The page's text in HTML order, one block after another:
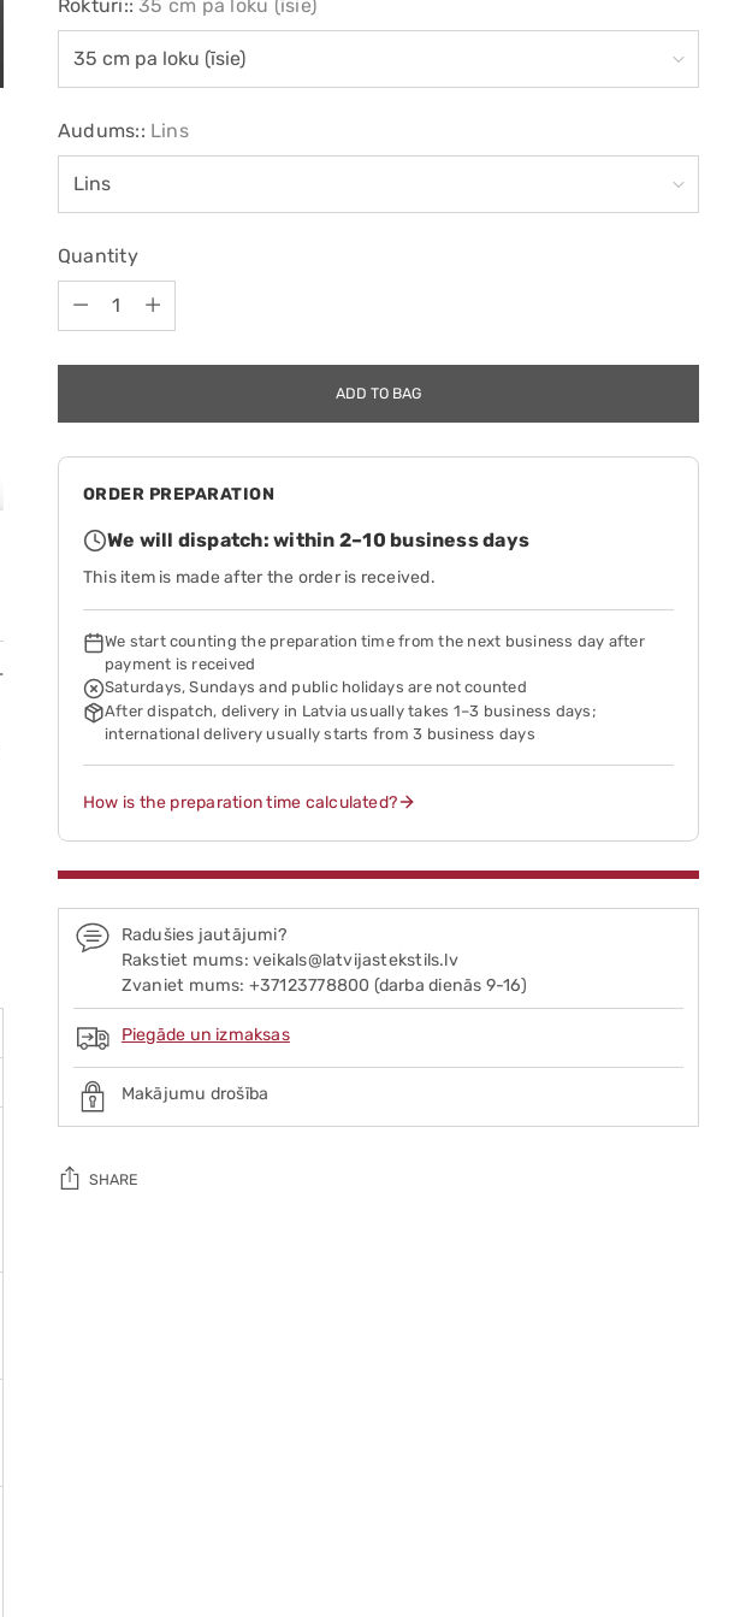
Rokturi::35 cm pa loku (īsie)
Audums:: Lins
Quantity
Quantity
ADD TO BAG
ORDER PREPARATION
We will dispatch: within 2–10 business days
This item is made after the order is received.
We start counting the preparation time from the next business day after
payment is received
Saturdays, Sundays and public holidays are not counted
After dispatch, delivery in Latvia usually takes 1–3 business days;
international delivery usually starts from 3 business days
How is the preparation time calculated?
Radušies jautājumi?
Rakstiet mums: veikals@latvijastekstils.lv
Zvaniet mums: +37123778800 (darba dienās 9-16)
Piegāde un izmaksas
Makājumu drošība
SHARE